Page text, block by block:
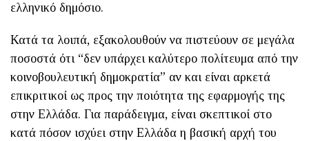
ελληνικό δημόσιο.
Κατά τα λοιπά, εξακολουθούν να πιστεύουν σε μεγάλα
ποσοστά ότι “δεν υπάρχει καλύτερο πολίτευμα από την
κοινοβουλευτική δημοκρατία” αν και είναι αρκετά
επικριτικοί ως προς την ποιότητα της εφαρμογής της
στην Ελλάδα. Για παράδειγμα, είναι σκεπτικοί στο
κατά πόσον ισχύει στην Ελλάδα η βασική αρχή του